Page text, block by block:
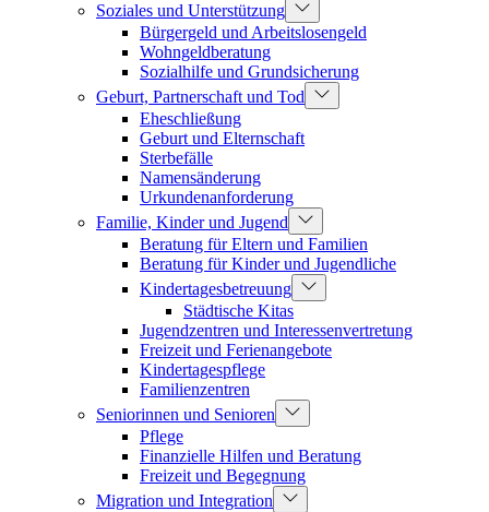
Soziales und Unterstützung
Bürgergeld und Arbeitslosengeld
Wohngeldberatung
Sozialhilfe und Grundsicherung
Geburt, Partnerschaft und Tod
Eheschließung
Geburt und Elternschaft
Sterbefälle
Namensänderung
Urkundenanforderung
Familie, Kinder und Jugend
Beratung für Eltern und Familien
Beratung für Kinder und Jugendliche
Kindertagesbetreuung
Städtische Kitas
Jugendzentren und Interessenvertretung
Freizeit und Ferienangebote
Kindertagespflege
Familienzentren
Seniorinnen und Senioren
Pflege
Finanzielle Hilfen und Beratung
Freizeit und Begegnung
Migration und Integration